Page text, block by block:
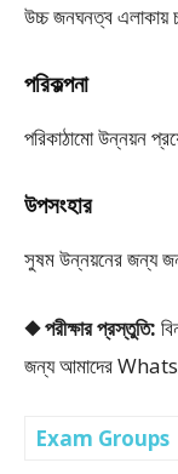
উচ্চ জনঘনত্ব এলাকায়
পরিকল্পনা
পরিকাঠামো উন্নয়ন
উপসংহার
সুষম উন্নয়নের জন্য
◆ পরীক্ষার প্রস্তুতি:
জন্য আমাদের
Exam Groups